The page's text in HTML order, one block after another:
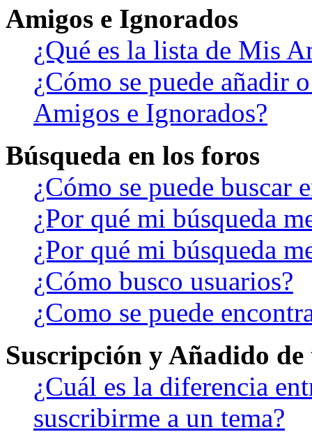
Amigos e Ignorados
¿Qué es la lista de Mis
¿Cómo se puede añadir
Amigos e Ignorados?
Búsqueda en los foros
¿Cómo se puede buscar
¿Por qué mi búsqueda
¿Por qué mi búsqueda
¿Cómo busco usuarios?
¿Como se puede
Suscripción y Añadido
¿Cuál es la diferencia
suscribirme a un tema?